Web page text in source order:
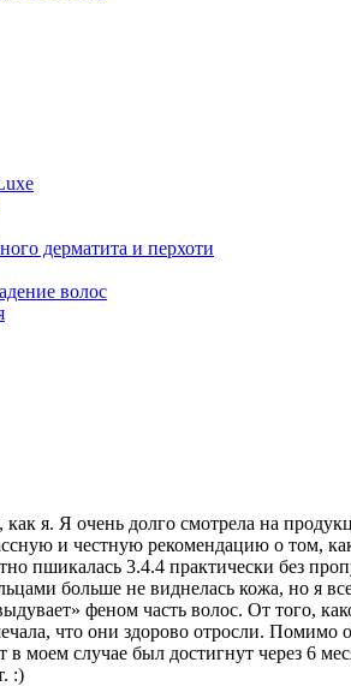
дерматита и перхоти
волос
я. Я очень долго смотрела на
и честную рекомендацию о том,
пшикалась 3.4.4 практически без
больше не виднелась кожа, но я
феном часть волос. От того,
что они здорово отросли.
в моем случае был достигнут через 6
:)